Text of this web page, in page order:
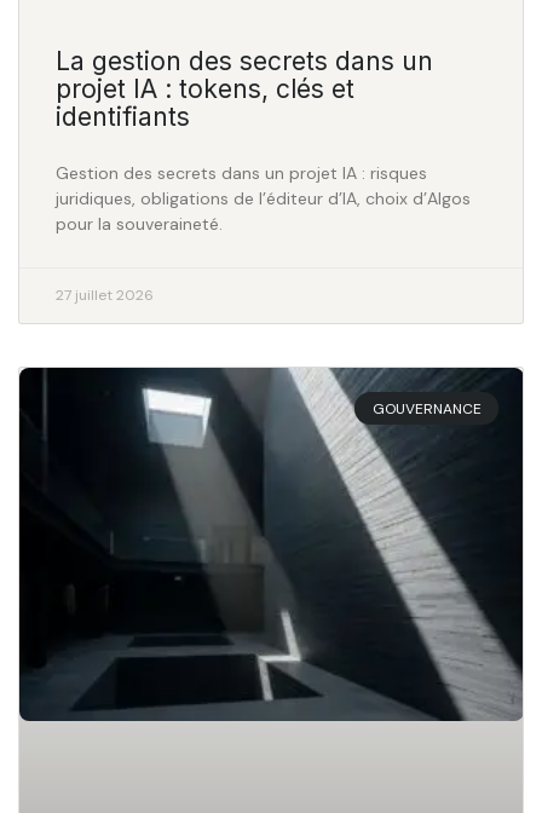
La gestion des secrets dans un
projet IA : tokens, clés et
identifiants
Gestion des secrets dans un projet IA : risques
juridiques, obligations de l’éditeur d’IA, choix d’Algos
pour la souveraineté.
27 juillet 2026
GOUVERNANCE